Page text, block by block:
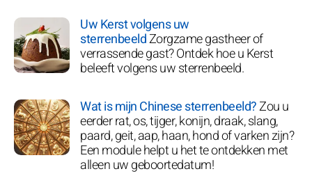
Uw Kerst volgens uw
sterrenbeeldZorgzame gastheer of
verrassende gast? Ontdek hoe u Kerst
beleeft volgens uw sterrenbeeld.
Wat is mijn Chinese sterrenbeeld?Zou u
eerder rat, os, tijger, konijn, draak, slang,
paard, geit, aap, haan, hond of varken zijn?
Een module helpt u het te ontdekken met
alleen uw geboortedatum!